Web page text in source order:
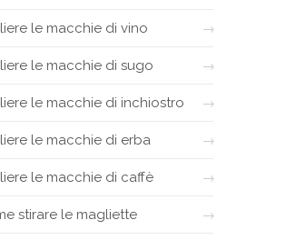
le macchie di vino
le macchie di sugo
le macchie di inchiostro
le macchie di erba
le macchie di caffè
stirare le magliette